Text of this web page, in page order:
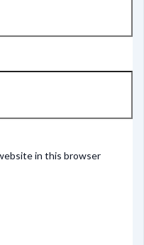
in this browser